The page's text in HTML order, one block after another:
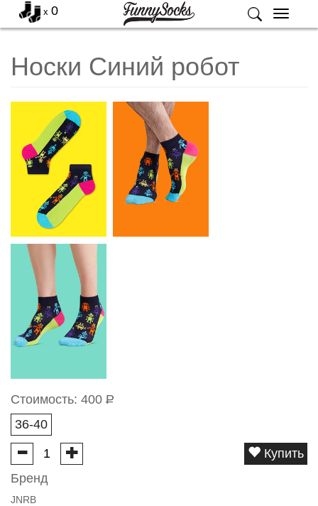
Меню
x 0
Носки Синий робот
Стоимость: 400 Р
36-40
Купить
Бренд
JNRB